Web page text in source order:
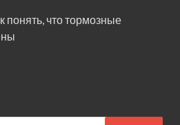
понять, что тормозные